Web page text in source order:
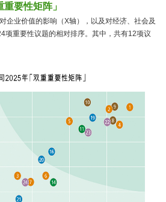
要性矩阵」
企业价值的影响（X轴），以及对经济、社会及
项重要性议题的相对排序。其中，共有12项议